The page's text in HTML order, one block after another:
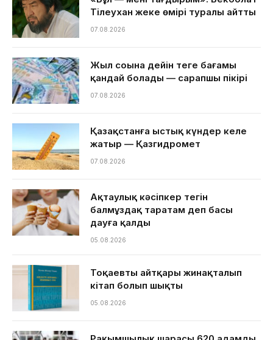
Тілеухан жеке өмірі туралы айтты
07.08.2026
Жыл соңына дейін теңге бағамы
қандай болады — сарапшы пікірі
07.08.2026
Қазақстанға ыстық күндер келе
жатыр — Қазгидромет
07.08.2026
Ақтаулық кәсіпкер тегін
балмұздақ таратам деп басы
дауға қалды
05.08.2026
Тоқаевтың айтқары жинақталып
кітап болып шықты
05.08.2026